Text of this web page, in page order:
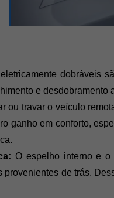
dobráveis
e
ou travar o veículo
ganho em conforto,
O espelho interno e o
provenientes de trás.